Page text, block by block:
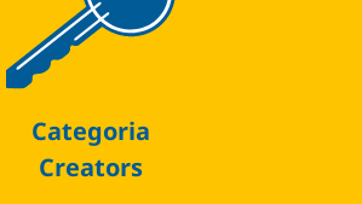
Categoria
Creators